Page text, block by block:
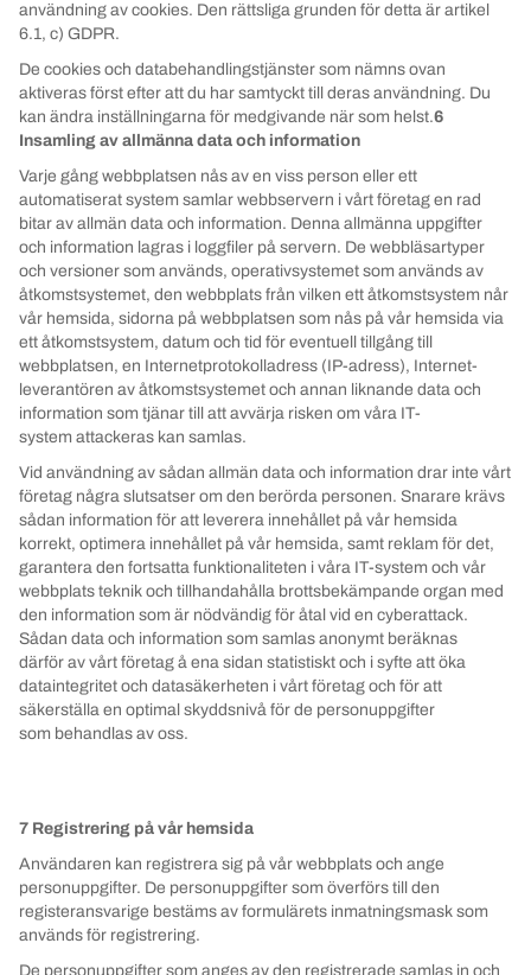
användning av cookies. Den rättsliga grunden för detta är artikel
6.1, c) GDPR.
De cookies och databehandlingstjänster som nämns ovan
aktiveras först efter att du har samtyckt till deras användning. Du
kan ändra inställningarna för medgivande när som helst.6
Insamling av allmänna data och information
Varje gång webbplatsen nås av en viss person eller ett
automatiserat system samlar webbservern i vårt företag en rad
bitar av allmän data och information. Denna allmänna uppgifter
och information lagras i loggfiler på servern. De webbläsartyper
och versioner som används, operativsystemet som används av
åtkomstsystemet, den webbplats från vilken ett åtkomstsystem når
vår hemsida, sidorna på webbplatsen som nås på vår hemsida via
ett åtkomstsystem, datum och tid för eventuell tillgång till
webbplatsen, en Internetprotokolladress (IP-adress), Internet-
leverantören av åtkomstsystemet och annan liknande data och
information som tjänar till att avvärja risken om våra IT-
system attackeras kan samlas.
Vid användning av sådan allmän data och information drar inte vårt
företag några slutsatser om den berörda personen. Snarare krävs
sådan information för att leverera innehållet på vår hemsida
korrekt, optimera innehållet på vår hemsida, samt reklam för det,
garantera den fortsatta funktionaliteten i våra IT-system och vår
webbplats teknik och tillhandahålla brottsbekämpande organ med
den information som är nödvändig för åtal vid en cyberattack.
Sådan data och information som samlas anonymt beräknas
därför av vårt företag å ena sidan statistiskt och i syfte att öka
dataintegritet och datasäkerheten i vårt företag och för att
säkerställa en optimal skyddsnivå för de personuppgifter
som behandlas av oss.
7 Registrering på vår hemsida
Användaren kan registrera sig på vår webbplats och ange
personuppgifter. De personuppgifter som överförs till den
registeransvarige bestäms av formulärets inmatningsmask som
används för registrering.
De personuppgifter som anges av den registrerade samlas in och